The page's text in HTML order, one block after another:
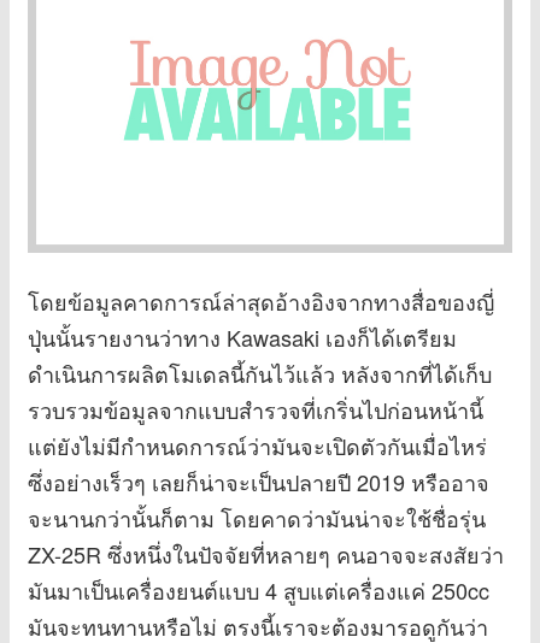
โดยข้อมูลคาดการณ์ล่าสุดอ้างอิงจากทางสื่อของญี่
ปุุ่นนั้นรายงานว่าทาง Kawasaki เองก็ได้เตรียม
ดำเนินการผลิตโมเดลนี้กันไว้แล้ว หลังจากที่ได้เก็บ
รวบรวมข้อมูลจากแบบสำรวจที่เกริ่นไปก่อนหน้านี้
แต่ยังไม่มีกำหนดการณ์ว่ามันจะเปิดตัวกันเมื่อไหร่
ซึ่งอย่างเร็วๆ เลยก็น่าจะเป็นปลายปี 2019 หรืออาจ
จะนานกว่านั้นก็ตาม โดยคาดว่ามันน่าจะใช้ชื่อรุ่น
ZX-25R ซึ่งหนึ่งในปัจจัยที่หลายๆ คนอาจจะสงสัยว่า
มันมาเป็นเครื่องยนต์แบบ 4 สูบแต่เครื่องแค่ 250cc
มันจะทนทานหรือไม่ ตรงนี้เราจะต้องมารอดูกันว่า